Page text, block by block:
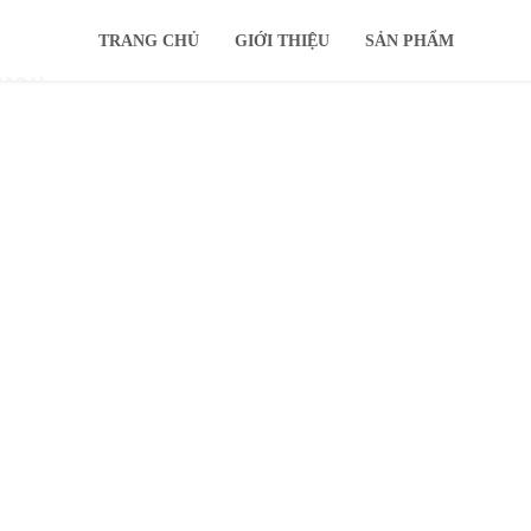
TRANG CHỦ GIỚI THIỆU SẢN PHẨM